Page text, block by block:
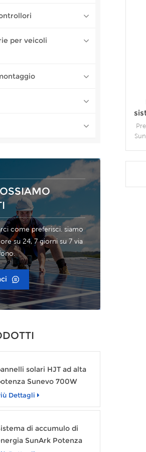
per veicoli
come preferisci. siamo
su 24, 7 giorni su 7 via
solari HJT ad alta
Sunevo 700W
750W Modulo di
solare trasparente
Dettagli
di accumulo di
SunArk Potenza